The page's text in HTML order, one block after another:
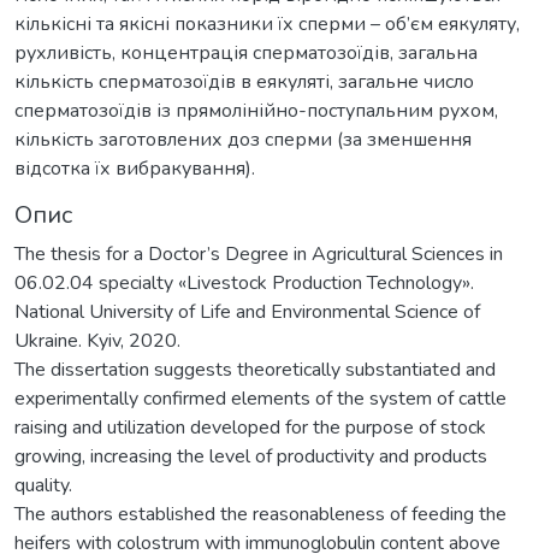
кількісні та якісні показники їх сперми – об’єм еякуляту,
рухливість, концентрація сперматозоїдів, загальна
кількість сперматозоїдів в еякуляті, загальне число
сперматозоїдів із прямолінійно-поступальним рухом,
кількість заготовлених доз сперми (за зменшення
відсотка їх вибракування).
Опис
The thesis for a Doctor’s Degree in Agricultural Sciences in
06.02.04 specialty «Livestock Production Technology».
National University of Life and Environmental Science of
Ukraine. Kyiv, 2020.
The dissertation suggests theoretically substantiated and
experimentally confirmed elements of the system of cattle
raising and utilization developed for the purpose of stock
growing, increasing the level of productivity and products
quality.
The authors established the reasonableness of feeding the
heifers with colostrum with immunoglobulin content above